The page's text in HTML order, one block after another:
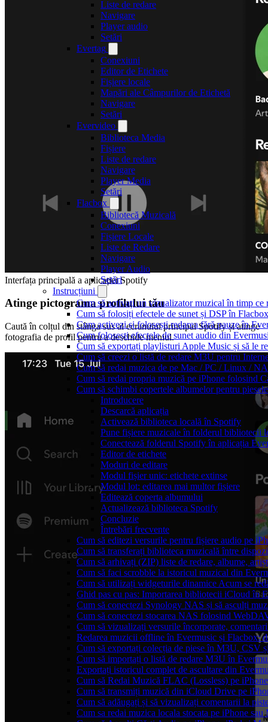
Liste de redare
Navigare
Player audio
Setări
Evertag
Conexiuni
Editor de Etichete
Fișiere locale
Mapări ale Câmpurilor de Etichetă
Navigare
Setări
Evervideo
Biblioteca Media
Fișiere
Liste de redare
Navigare
Player Media
Setări
Flacbox
Bibliotecă Muzicală
Conexiuni
Fișiere Locale
Liste de Redare
Navigare
Player Audio
Setări
Instrucțiuni
Cum să activați un vizualizator muzical în timp ce
Cum să folosiți efectele de sunet și DSP în
Cum activezi și folosești redarea fără pauze în
Cum folosești efectele de sunet audio din
Cum să exportați playlisturi Apple Music și să le
Cum să creezi o listă de redare M3U pentru
Cum să redai muzica de pe Mac / PC / Linux /
Cum să redai propria muzică pe iPhone folosind
Cum să schimbi copertele albumelor pentru
Introducere
Descarcă aplicația
Activează biblioteca locală în Spotify
Pune fișiere muzicale în folderul bibliotecii
Conectează folderul Spotify în aplicația
Editor de etichete
Moduri de editare
Modul fișier unic: etichete extinse
Modul lot: editarea mai multor fișiere
Editează coperta albumului
Actualizează biblioteca Spotify
Concluzie
Întrebări frecvente
Cum să editezi versurile pentru fișiere audio pe
Cum să transferați biblioteca muzicală între
Cum să arhivați (ZIP) liste de redare, albume,
Cum să faci scrobble la istoricul muzical din
Cum să utilizați widgeturile dinamice Acum se
Ghid pas cu pas: Importarea bibliotecii iCloud în
Cum să conectezi Synology NAS și să asculți
Cum să conectezi stocarea NAS folosind
Cum să vizualizați versurile încorporate,
Redarea muzicii offline în Evermusic și Flacbox:
Cum să exportați colecția de piese în M3U, CSV
Cum să importați o listă de redare M3U în
Exportați istoricul complet de ascultare din
Cum să Redai Muzică FLAC (Lossless) pe
Cum să transmiți muzică din iCloud Drive pe
Cum să adăugați și să vizualizați comentarii la
Cum sa redai muzica locala stocata pe iPhone sau
Interfața principală a aplicației Spotify
Atinge pictograma profilului tău
Caută în colțul din stânga sus al ecranului principal Spotify și atinge
fotografia de profil pentru a deschide meniul.